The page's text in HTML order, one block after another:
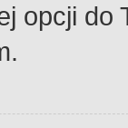
opcji